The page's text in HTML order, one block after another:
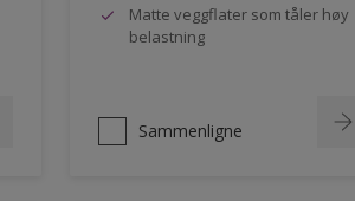
Matte veggflater som tåler høy
belastning
Sammenligne